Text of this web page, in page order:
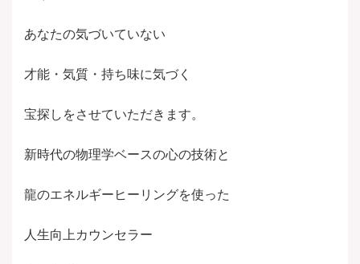
あなたの気づいていない
才能・気質・持ち味に気づく
宝探しをさせていただきます。
新時代の物理学ベースの心の技術と
龍のエネルギーヒーリングを使った
人生向上カウンセラー